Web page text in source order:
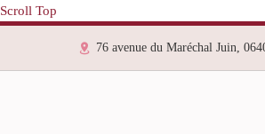
Scroll Top
76 avenue du Maréchal Juin,